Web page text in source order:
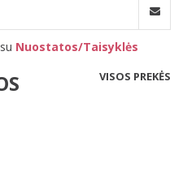
Nuostatos/Taisyklės
VISOS PREKĖS